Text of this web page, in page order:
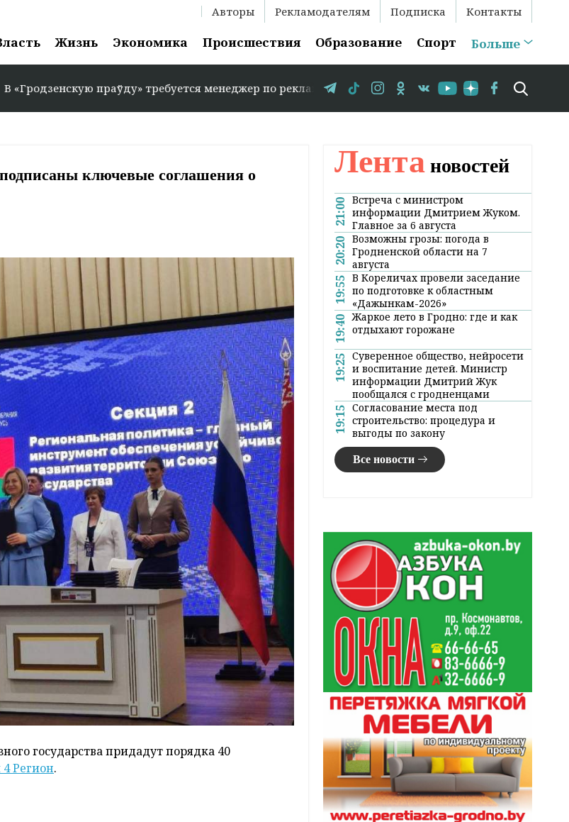
Авторы Рекламодателям Подписка Контакты
Жизнь Экономика Происшествия Образование Спорт Больше
праўду» требуется менеджер по рекламе: +375 29 583-35-86 // В Гродно временно закрывается
ключевые соглашения о
государства придадут порядка 40
Регион.
Лента новостей
21:00 Встреча с министром
информации Дмитрием Жуком.
Главное за 6 августа
20:20 Возможны грозы: погода в
Гродненской области на 7
августа
19:55 В Кореличах провели заседание
по подготовке к областным
«Дажынкам-2026»
19:40 Жаркое лето в Гродно: где и как
отдыхают горожане
19:25 Суверенное общество, нейросети
и воспитание детей. Министр
информации Дмитрий Жук
пообщался с гродненцами
19:15 Согласование места под
строительство: процедура и
выгоды по закону
Все новости